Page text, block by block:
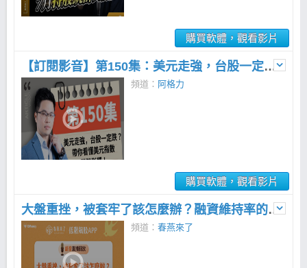
購買軟體，觀看影片
【訂閱影音】第150集：美元走強，台股一定跌？看懂美元指數關鍵影響！
頻道： 阿格力
購買軟體，觀看影片
大盤重挫，被套牢了該怎麼辦？融資維持率的風險管理 | 2026.07.29 免費語音直播
頻道： 春燕來了